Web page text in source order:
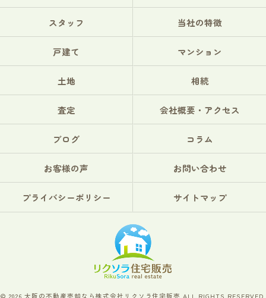
スタッフ 当社の特徴
戸建て マンション
土地 相続
査定 会社概要・アクセス
ブログ コラム
お客様の声 お問い合わせ
プライバシーポリシー サイトマップ
© 2026 大阪の不動産売却なら株式会社リクソラ住宅販売 ALL RIGHTS RESERVED.